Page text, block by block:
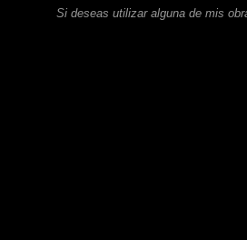
Si deseas utilizar alguna de mis